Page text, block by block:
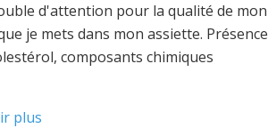
d'attention pour la qualité de mon
je mets dans mon assiette. Présence
composants chimiques
plus